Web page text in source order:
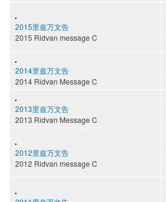
2015里兹万文告
2015 Ridvan message C
2014里兹万文告
2014 Ridvan Message C
2013里兹万文告
2013 Ridvan Message C
2012里兹万文告
2012 Ridvan message C